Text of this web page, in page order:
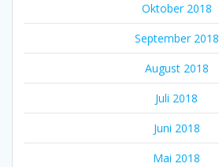
Oktober 2018
September 2018
August 2018
Juli 2018
Juni 2018
Mai 2018